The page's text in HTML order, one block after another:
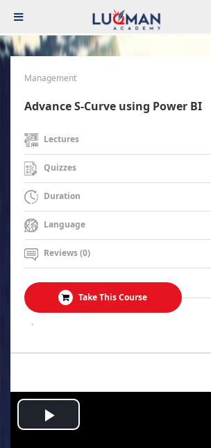
Management
Advance S-Curve using Power BI
Lectures
Quizzes
Duration
Language
Reviews (0)
Take This Course
.
Play